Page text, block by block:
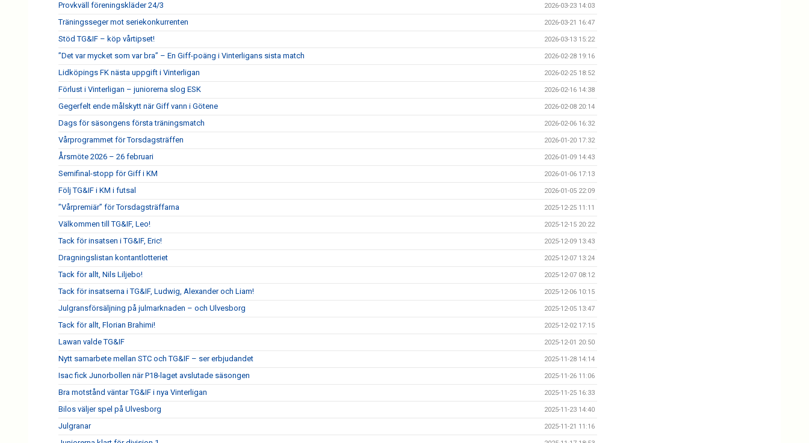
Provkväll föreningskläder 24/3 2026-03-23 14:03
Träningsseger mot seriekonkurrenten 2026-03-21 16:47
Stöd TG&IF – köp vårtipset! 2026-03-13 15:22
”Det var mycket som var bra” – En Giff-poäng i Vinterligans sista match 2026-02-28 19:16
Lidköpings FK nästa uppgift i Vinterligan 2026-02-25 18:52
Förlust i Vinterligan – juniorerna slog ESK 2026-02-16 14:38
Gegerfelt ende målskytt när Giff vann i Götene 2026-02-08 20:14
Dags för säsongens första träningsmatch 2026-02-06 16:32
Vårprogrammet för Torsdagsträffen 2026-01-20 17:32
Årsmöte 2026 – 26 februari 2026-01-09 14:43
Semifinal-stopp för Giff i KM 2026-01-06 17:13
Följ TG&IF i KM i futsal 2026-01-05 22:09
”Vårpremiär” för Torsdagsträffarna 2025-12-25 11:11
Välkommen till TG&IF, Leo! 2025-12-15 20:22
Tack för insatsen i TG&IF, Eric! 2025-12-09 13:43
Dragningslistan kontantlotteriet 2025-12-07 13:24
Tack för allt, Nils Liljebo! 2025-12-07 08:12
Tack för insatserna i TG&IF, Ludwig, Alexander och Liam! 2025-12-06 10:15
Julgransförsäljning på julmarknaden – och Ulvesborg 2025-12-05 13:47
Tack för allt, Florian Brahimi! 2025-12-02 17:15
Lawan valde TG&IF 2025-12-01 20:50
Nytt samarbete mellan STC och TG&IF – ser erbjudandet 2025-11-28 14:14
Isac fick Junorbollen när P18-laget avslutade säsongen 2025-11-26 11:06
Bra motstånd väntar TG&IF i nya Vinterligan 2025-11-25 16:33
Bilos väljer spel på Ulvesborg 2025-11-23 14:40
Julgranar 2025-11-21 11:16